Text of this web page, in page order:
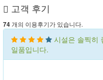
고객 후기
74 개의 이용후기가 있습니다.
시설은 솔찍히
일품입니다.